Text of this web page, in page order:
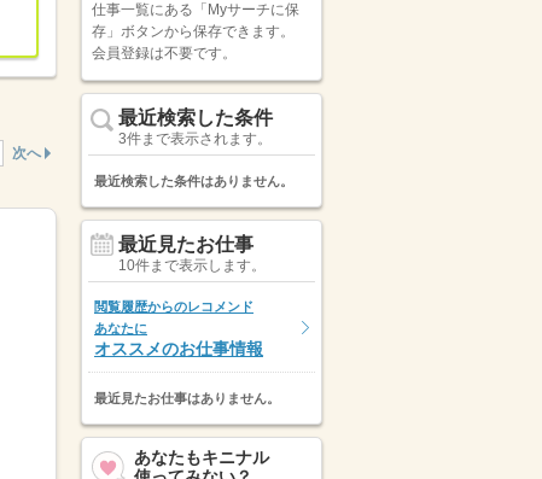
次へ
仕事一覧にある「Myサーチに保
存」ボタンから保存できます。
会員登録は不要です。
最近検索した条件
3件まで表示されます。
最近検索した条件はありません。
最近見たお仕事
10件まで表示します。
閲覧履歴からのレコメンド
あなたに
オススメのお仕事情報
最近見たお仕事はありません。
あなたもキニナル